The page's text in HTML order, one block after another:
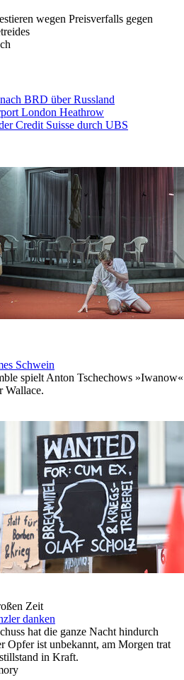
wegen Preisverfalls gegen
BRD über Russland
London Heathrow
Credit Suisse durch UBS
Schwein
spielt Anton Tschechows »Iwanow«
Wallace.
Zeit
danken
hat die ganze Nacht hindurch
Opfer ist unbekannt, am Morgen trat
in Kraft.